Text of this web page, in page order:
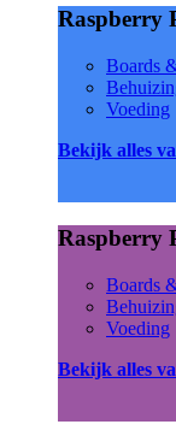
Raspberry
Boards
Voeding
Bekijk alles
Raspberry
Boards
Voeding
Bekijk alles